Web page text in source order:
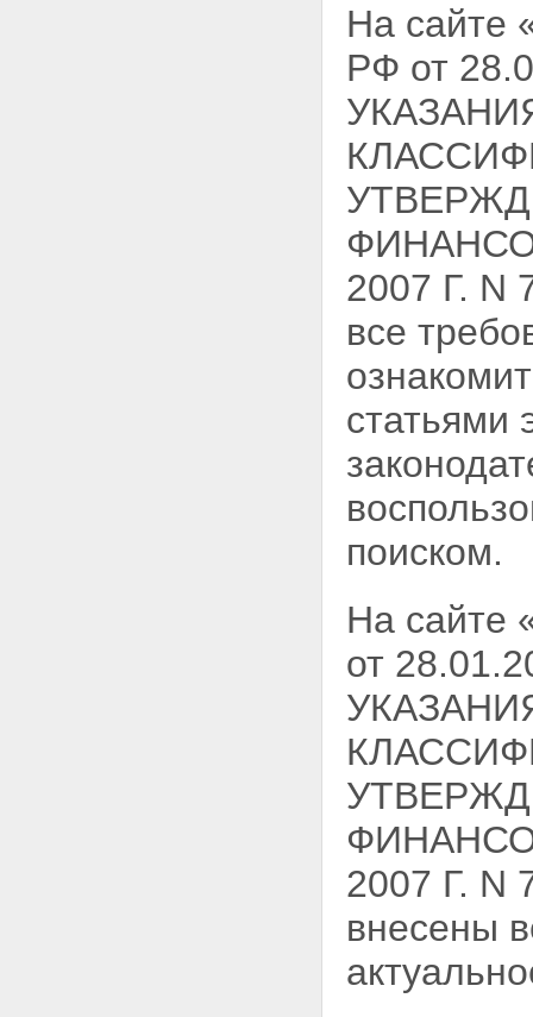
На сайте
РФ от
2007 Г. N
все
статьями
поиском.
На сайте
от
2007 Г. N
внесены